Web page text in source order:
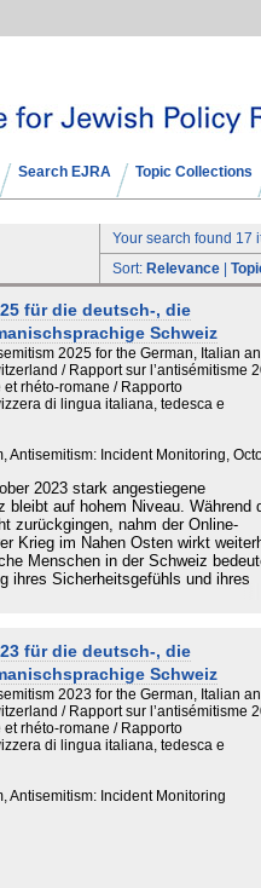
Search EJRA Topic Collections
Your search found 17
Sort: Relevance
für die deutsch-, die
Schweiz
2025 for the German, Italian
/ Rapport sur l’antisémitisme
rhéto-romane / Rapporto
di lingua italiana, tedesca e
Antisemitism: Incident Monitoring,
2023 stark angestiegene
bleibt auf hohem Niveau. Während
zurückgingen, nahm der Online-
Krieg im Nahen Osten wirkt
Menschen in der Schweiz
ihres Sicherheitsgefühls und ihres
für die deutsch-, die
Schweiz
2023 for the German, Italian
/ Rapport sur l’antisémitisme
rhéto-romane / Rapporto
di lingua italiana, tedesca e
Antisemitism: Incident Monitoring